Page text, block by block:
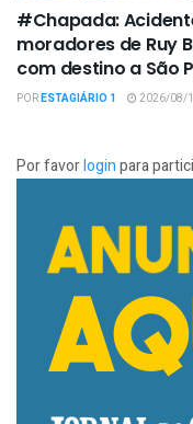
#Chapada:
moradores de Ruy
com destino a São
PORESTAGIÁRIO 1 2026/08/
Por favorloginpara